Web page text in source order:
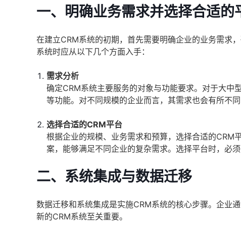
一、明确业务需求并选择合适的
在建立CRM系统的初期，首先需要明确企业的业务需求
系统时应从以下几个方面入手：
需求分析
确定CRM系统主要服务的对象与功能要求。对于大中
等功能。对不同规模的企业而言，其需求也会有所不同
选择合适的CRM平台
根据企业的规模、业务需求和预算，选择合适的CRM
案，能够满足不同企业的复杂需求。选择平台时，必
二、系统集成与数据迁移
数据迁移和系统集成是实施CRM系统的核心步骤。企业
新的CRM系统至关重要。